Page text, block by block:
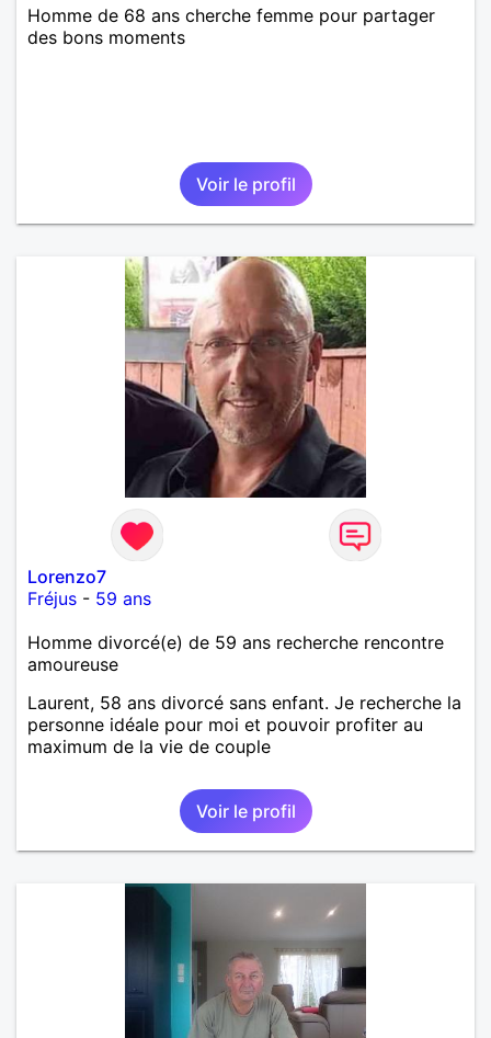
Homme de 68 ans cherche femme pour partager
des bons moments
Voir le profil
Lorenzo7
Fréjus - 59 ans
Homme divorcé(e) de 59 ans recherche rencontre
amoureuse
Laurent, 58 ans divorcé sans enfant. Je recherche la
personne idéale pour moi et pouvoir profiter au
maximum de la vie de couple
Voir le profil